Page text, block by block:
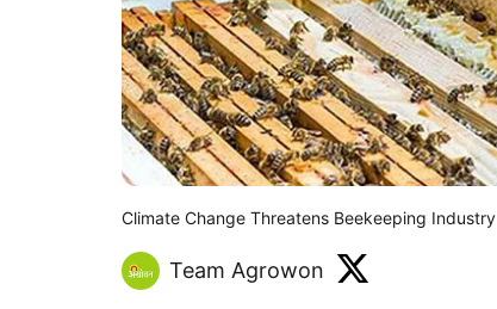
Climate Change Threatens Beekeeping Industry
Team Agrowon